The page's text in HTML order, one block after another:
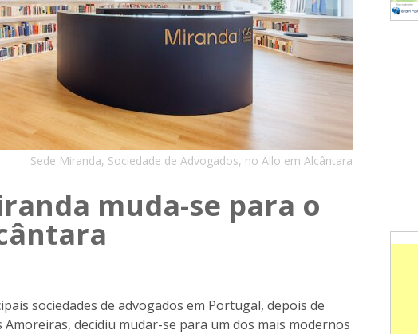
Sede Miranda, Sociedade de Advogados, no Allo em Alcântara
muda-se para o
sociedades de advogados em Portugal, depois de
Amoreiras, decidiu mudar-se para um dos mais modernos